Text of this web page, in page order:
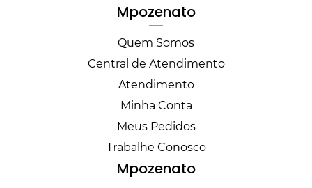
Mpozenato
Quem Somos
Central de Atendimento
Atendimento
Minha Conta
Meus Pedidos
Trabalhe Conosco
Mpozenato